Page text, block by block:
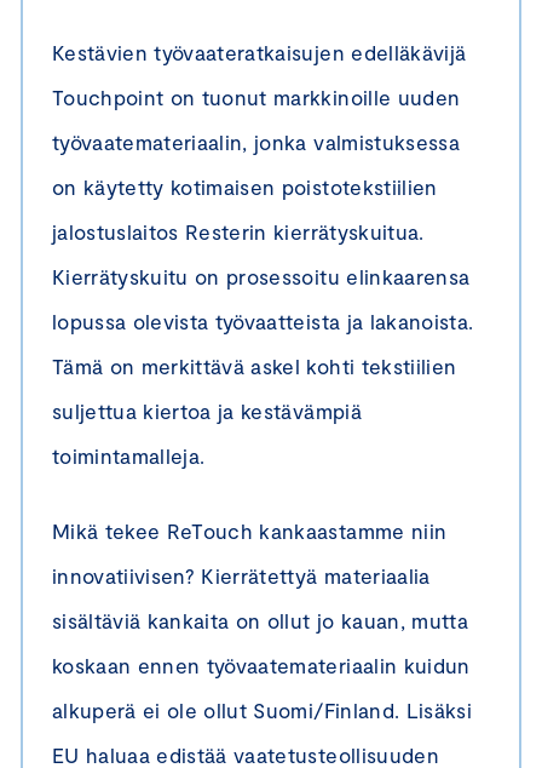
Kestävien työvaateratkaisujen edelläkävijä
Touchpoint on tuonut markkinoille uuden
työvaatemateriaalin, jonka valmistuksessa
on käytetty kotimaisen poistotekstiilien
jalostuslaitos Resterin kierrätyskuitua.
Kierrätyskuitu on prosessoitu elinkaarensa
lopussa olevista työvaatteista ja lakanoista.
Tämä on merkittävä askel kohti tekstiilien
suljettua kiertoa ja kestävämpiä
toimintamalleja.
Mikä tekee ReTouch kankaastamme niin
innovatiivisen? Kierrätettyä materiaalia
sisältäviä kankaita on ollut jo kauan, mutta
koskaan ennen työvaatemateriaalin kuidun
alkuperä ei ole ollut Suomi/Finland. Lisäksi
EU haluaa edistää vaatetusteollisuuden